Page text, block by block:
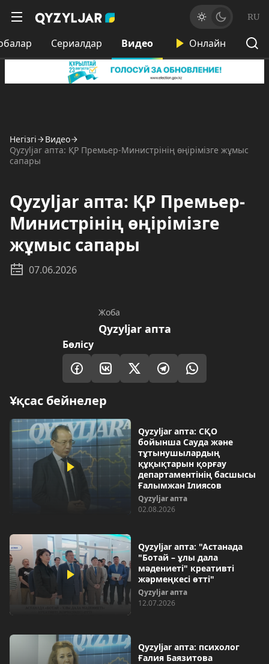
RU
Сериалдар Видео Онлайн
Негізгі
Видео
Qyzyljar апта: ҚР Премьер-Министрінің өңірімізге жұмыс
сапары
Qyzyljar апта: ҚР Премьер-
Министрінің өңірімізге
жұмыс сапары
07.06.2026
Жоба
Qyzyljar апта
Бөлісу
Ұқсас бейнелер
Qyzyljar апта: СҚО
бойынша Сауда және
тұтынушылардың
құқықтарын қорғау
департаментінің басшысы
Ғалымжан Ілиясов
Qyzyljar апта
02.08.2026
Qyzyljar апта: "Астанада
"Ботай – ұлы дала
мәдениеті" креативті
жәрмеңкесі өтті"
Qyzyljar апта
12.07.2026
Qyzyljar апта: психолог
Ғалия Баязитова